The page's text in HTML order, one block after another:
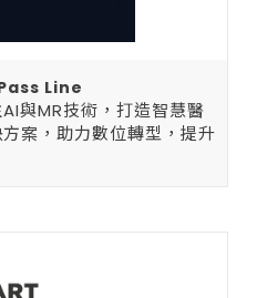
Line
與MR技術，打造智慧醫
案，助力數位轉型，提升